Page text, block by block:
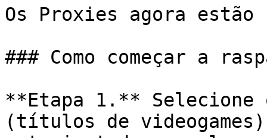
Os Proxies agora
### Como começar a
**Etapa 1.** Selecione
(títulos de